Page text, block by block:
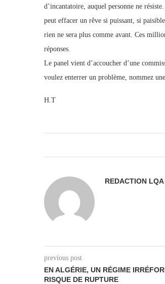
d’incantatoire, auquel personne ne
peut effacer un rêve si puissant, si
rien ne sera plus comme avant. Ces
réponses.
Le panel vient d’accoucher d’une
voulez enterrer un problème, nommez
H.T
REDACTION LQA
previous post
EN ALGÉRIE, UN RÉGIME
RISQUE DE RUPTURE